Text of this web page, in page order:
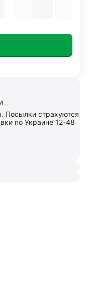
Посылки страхуются
по Украине 12-48